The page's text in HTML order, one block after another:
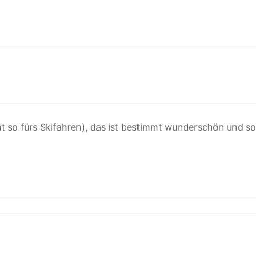
so fürs Skifahren), das ist bestimmt wunderschön und so